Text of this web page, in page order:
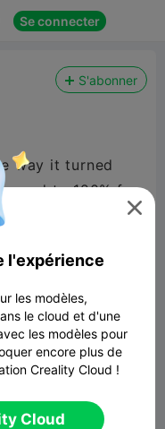
Se connecter
S'abonner
way it turned
to 120% for
very clean and
l'expérience
les modèles,
le cloud et d'une
les modèles pour
encore plus de
Creality Cloud !
Cloud